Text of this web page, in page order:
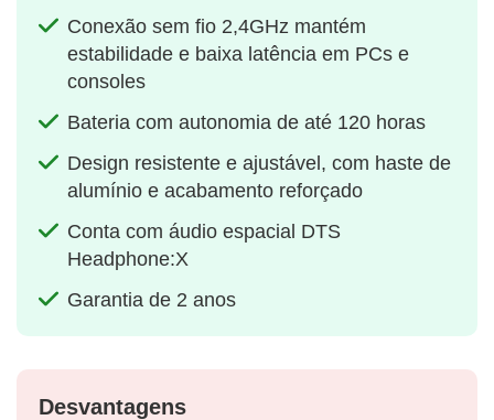
Conexão sem fio 2,4GHz mantém
estabilidade e baixa latência em PCs e
consoles
Bateria com autonomia de até 120 horas
Design resistente e ajustável, com haste de
alumínio e acabamento reforçado
Conta com áudio espacial DTS
Headphone:X
Garantia de 2 anos
Desvantagens